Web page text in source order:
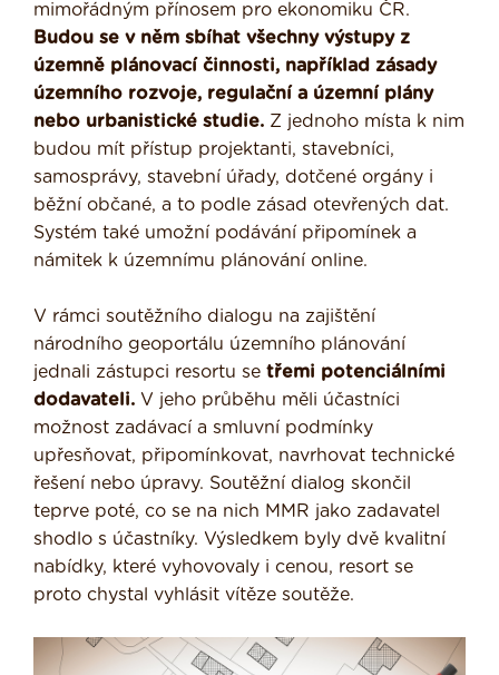
mimořádným přínosem pro ekonomiku ČR.
Budou se v něm sbíhat všechny výstupy z
územně plánovací činnosti, například zásady
územního rozvoje, regulační a územní plány
nebo urbanistické studie. Z jednoho místa k nim
budou mít přístup projektanti, stavebníci,
samosprávy, stavební úřady, dotčené orgány i
běžní občané, a to podle zásad otevřených dat.
Systém také umožní podávání připomínek a
námitek k územnímu plánování online.
V rámci soutěžního dialogu na zajištění
národního geoportálu územního plánování
jednali zástupci resortu se třemi potenciálními
dodavateli. V jeho průběhu měli účastníci
možnost zadávací a smluvní podmínky
upřesňovat, připomínkovat, navrhovat technické
řešení nebo úpravy. Soutěžní dialog skončil
teprve poté, co se na nich MMR jako zadavatel
shodlo s účastníky. Výsledkem byly dvě kvalitní
nabídky, které vyhovovaly i cenou, resort se
proto chystal vyhlásit vítěze soutěže.